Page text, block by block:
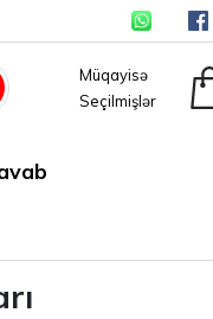
Müqayisə
Seçilmişlər